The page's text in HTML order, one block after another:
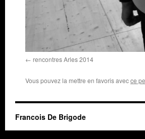
rencontres Arles 2014
Vous pouvez la mettre en favoris avecce
Francois De Brigode